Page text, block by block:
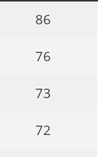
86
76
73
72